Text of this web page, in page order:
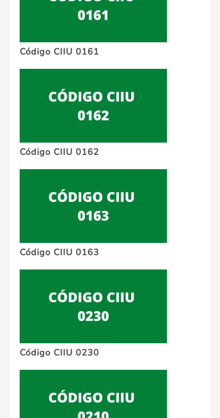
Código CIIU 0161
Código CIIU 0162
Código CIIU 0163
Código CIIU 0230